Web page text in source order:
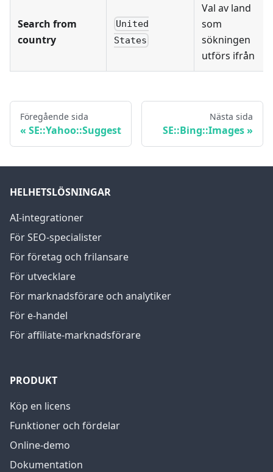
Search from
country
United
States
Val av land
som
sökningen
utförs ifrån
Föregående sida
SE::Yahoo::Suggest
Nästa sida
SE::Bing::Images
HELHETSLÖSNINGAR
AI-integrationer
För SEO-specialister
För företag och frilansare
För utvecklare
För marknadsförare och analytiker
För e-handel
För affiliate-marknadsförare
PRODUKT
Köp en licens
Funktioner och fördelar
Online-demo
Dokumentation